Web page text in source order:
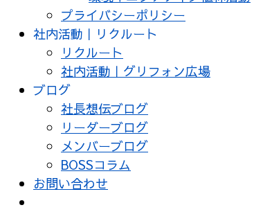
プライバシーポリシー
社内活動｜リクルート
リクルート
社内活動｜グリフォン広場
ブログ
社長想伝ブログ
リーダーブログ
メンバーブログ
BOSSコラム
お問い合わせ